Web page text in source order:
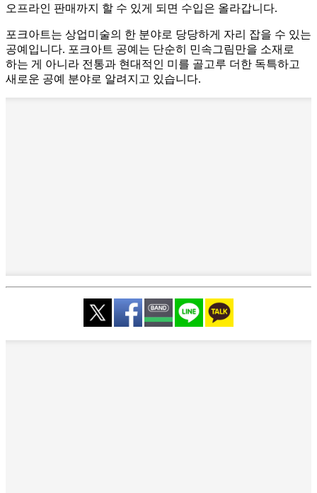
오프라인 판매까지 할 수 있게 되면 수입은 올라갑니다.
포크아트는 상업미술의 한 분야로 당당하게 자리 잡을 수 있는
공예입니다. 포크아트 공예는 단순히 민속그림만을 소재로
하는 게 아니라 전통과 현대적인 미를 골고루 더한 독특하고
새로운 공예 분야로 알려지고 있습니다.